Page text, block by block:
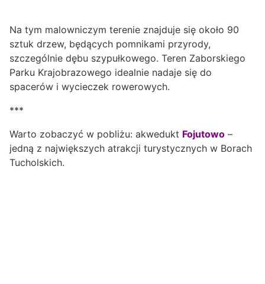
Na tym malowniczym terenie znajduje się około 90
sztuk drzew, będących pomnikami przyrody,
szczególnie dębu szypułkowego. Teren Zaborskiego
Parku Krajobrazowego idealnie nadaje się do
spacerów i wycieczek rowerowych.
***
Warto zobaczyć w pobliżu: akwedukt Fojutowo –
jedną z największych atrakcji turystycznych w Borach
Tucholskich.